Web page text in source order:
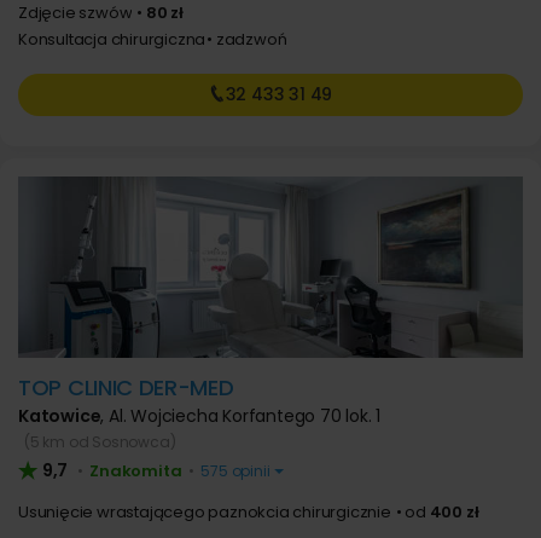
Zdjęcie szwów
80 zł
Konsultacja chirurgiczna zadzwoń
32 433 31 49
TOP CLINIC DER-MED
Katowice, Al. Wojciecha Korfantego 70 lok. 1
(5 km od Sosnowca)
9,7 • Znakomita • 575 opinii
Usunięcie wrastającego paznokcia chirurgicznie od 400 zł